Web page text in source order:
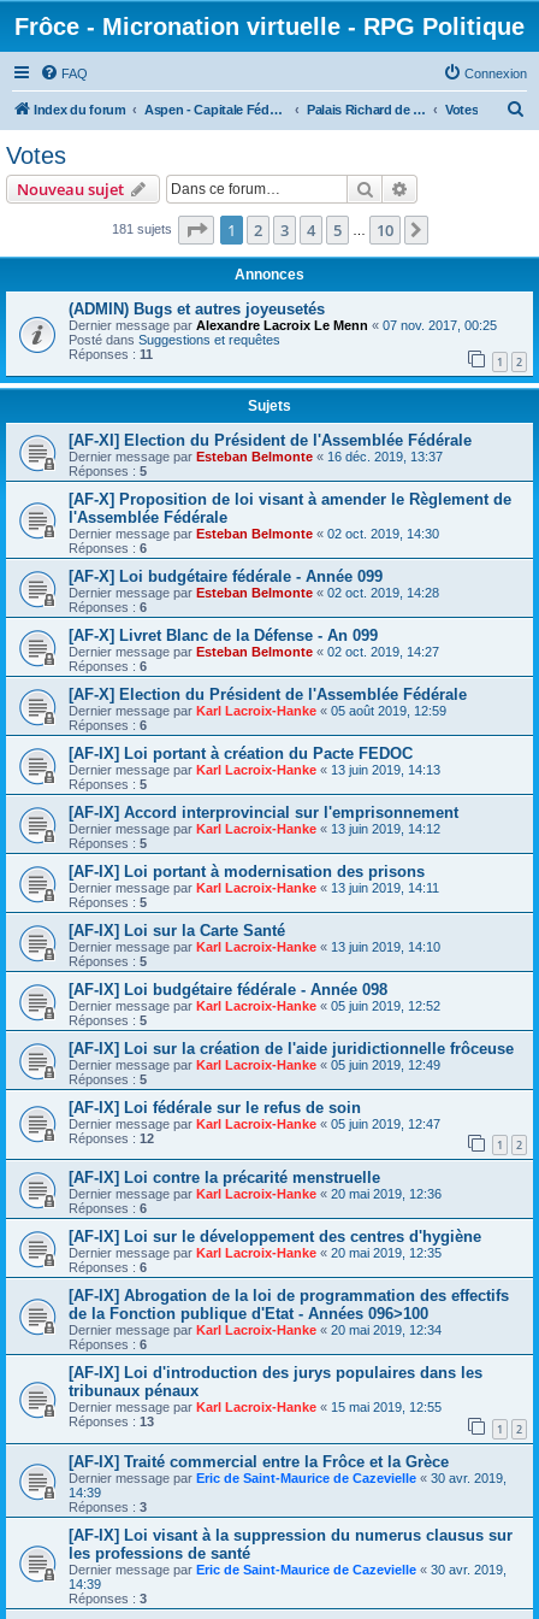
Frôce - Micronation virtuelle - RPG Politique
FAQ Connexion
Index du forum Aspen - Capitale Fédérale Palais Richard de Frôce - Assemblée Fédérale Votes
r
Votes
Nouveau sujet Rechercher
181 sujets Page 1sur10
1 2 3 4 5 10
Annonces
(ADMIN) Bugs et autres joyeusetés
Dernier message par Alexandre Lacroix Le Menn « 07 nov. 2017, 00:25
Posté dans Suggestions et requêtes
Réponses : 11 1 2
Sujets
[AF-XI] Election du Président de l'Assemblée Fédérale
Dernier message par Esteban Belmonte « 16 déc. 2019, 13:37
Réponses : 5
[AF-X] Proposition de loi visant à amender le Règlement de
l'Assemblée Fédérale
Dernier message par Esteban Belmonte « 02 oct. 2019, 14:30
Réponses : 6
[AF-X] Loi budgétaire fédérale - Année 099
Dernier message par Esteban Belmonte « 02 oct. 2019, 14:28
Réponses : 6
[AF-X] Livret Blanc de la Défense - An 099
Dernier message par Esteban Belmonte « 02 oct. 2019, 14:27
Réponses : 6
[AF-X] Election du Président de l'Assemblée Fédérale
Dernier message par Karl Lacroix-Hanke « 05 août 2019, 12:59
Réponses : 6
[AF-IX] Loi portant à création du Pacte FEDOC
Dernier message par Karl Lacroix-Hanke « 13 juin 2019, 14:13
Réponses : 5
[AF-IX] Accord interprovincial sur l'emprisonnement
Dernier message par Karl Lacroix-Hanke « 13 juin 2019, 14:12
Réponses : 5
[AF-IX] Loi portant à modernisation des prisons
Dernier message par Karl Lacroix-Hanke « 13 juin 2019, 14:11
Réponses : 5
[AF-IX] Loi sur la Carte Santé
Dernier message par Karl Lacroix-Hanke « 13 juin 2019, 14:10
Réponses : 5
[AF-IX] Loi budgétaire fédérale - Année 098
Dernier message par Karl Lacroix-Hanke « 05 juin 2019, 12:52
Réponses : 5
[AF-IX] Loi sur la création de l'aide juridictionnelle frôceuse
Dernier message par Karl Lacroix-Hanke « 05 juin 2019, 12:49
Réponses : 5
[AF-IX] Loi fédérale sur le refus de soin
Dernier message par Karl Lacroix-Hanke « 05 juin 2019, 12:47
Réponses : 12 1 2
[AF-IX] Loi contre la précarité menstruelle
Dernier message par Karl Lacroix-Hanke « 20 mai 2019, 12:36
Réponses : 6
[AF-IX] Loi sur le développement des centres d'hygiène
Dernier message par Karl Lacroix-Hanke « 20 mai 2019, 12:35
Réponses : 6
[AF-IX] Abrogation de la loi de programmation des effectifs
de la Fonction publique d'Etat - Années 096>100
Dernier message par Karl Lacroix-Hanke « 20 mai 2019, 12:34
Réponses : 6
[AF-IX] Loi d'introduction des jurys populaires dans les
tribunaux pénaux
Dernier message par Karl Lacroix-Hanke « 15 mai 2019, 12:55
Réponses : 13 1 2
[AF-IX] Traité commercial entre la Frôce et la Grèce
Dernier message par Eric de Saint-Maurice de Cazevielle « 30 avr. 2019,
14:39
Réponses : 3
[AF-IX] Loi visant à la suppression du numerus clausus sur
les professions de santé
Dernier message par Eric de Saint-Maurice de Cazevielle « 30 avr. 2019,
14:39
Réponses : 3